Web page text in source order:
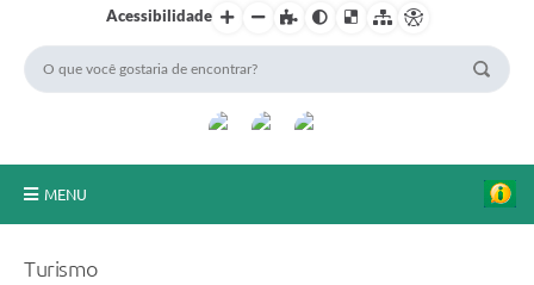
Acessibilidade
MENU
Turismo